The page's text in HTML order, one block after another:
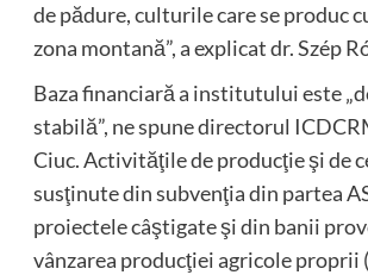
de pădure, culturile care se produc
zona montană”, a explicat dr. Szép
Baza financiară a institutului este
stabilă”, ne spune directorul
Ciuc. Activităţile de producţie şi de
susţinute din subvenţia din partea
proiectele câştigate şi din banii
vânzarea producţiei agricole proprii